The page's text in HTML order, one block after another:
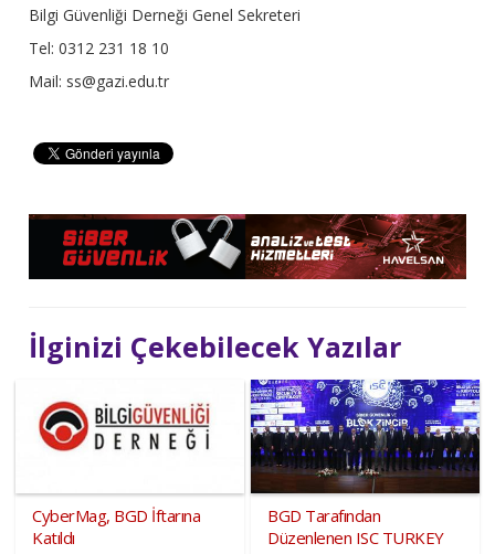
Bilgi Güvenliği Derneği Genel Sekreteri
Tel: 0312 231 18 10
Mail: ss@gazi.edu.tr
İlginizi Çekebilecek Yazılar
CyberMag, BGD İftarına
Katıldı
BGD Tarafından
Düzenlenen ISC TURKEY